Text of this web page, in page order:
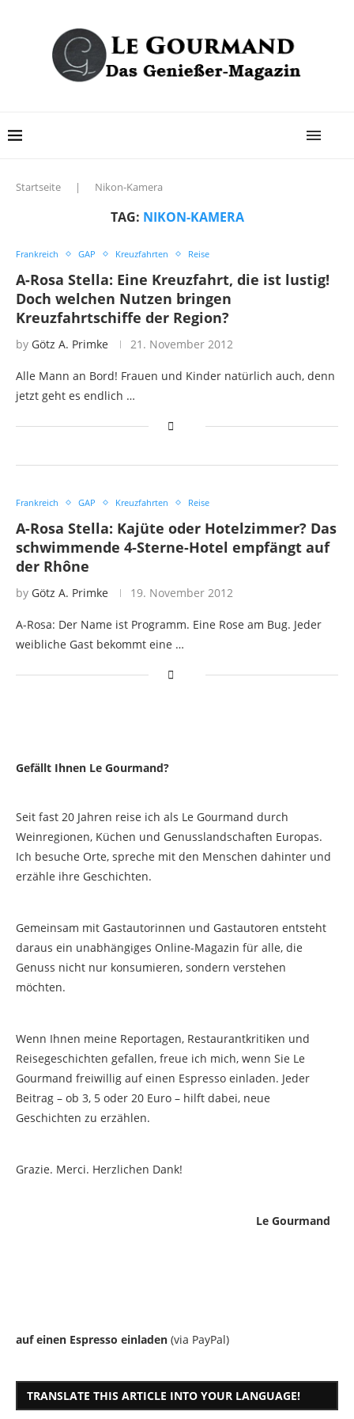
Startseite | Nikon-Kamera
TAG: NIKON-KAMERA
Frankreich GAP Kreuzfahrten Reise
A-Rosa Stella: Eine Kreuzfahrt, die ist lustig!
Doch welchen Nutzen bringen
Kreuzfahrtschiffe der Region?
by Götz A. Primke 21. November 2012
Alle Mann an Bord! Frauen und Kinder natürlich auch, denn
jetzt geht es endlich …
Frankreich GAP Kreuzfahrten Reise
A-Rosa Stella: Kajüte oder Hotelzimmer? Das
schwimmende 4-Sterne-Hotel empfängt auf
der Rhône
by Götz A. Primke 19. November 2012
A-Rosa: Der Name ist Programm. Eine Rose am Bug. Jeder
weibliche Gast bekommt eine …
Gefällt Ihnen Le Gourmand?
Seit fast 20 Jahren reise ich als Le Gourmand durch
Weinregionen, Küchen und Genusslandschaften Europas.
Ich besuche Orte, spreche mit den Menschen dahinter und
erzähle ihre Geschichten.
Gemeinsam mit Gastautorinnen und Gastautoren entsteht
daraus ein unabhängiges Online-Magazin für alle, die
Genuss nicht nur konsumieren, sondern verstehen
möchten.
Wenn Ihnen meine Reportagen, Restaurantkritiken und
Reisegeschichten gefallen, freue ich mich, wenn Sie Le
Gourmand freiwillig auf einen Espresso einladen. Jeder
Beitrag – ob 3, 5 oder 20 Euro – hilft dabei, neue
Geschichten zu erzählen.
Grazie. Merci. Herzlichen Dank!
Le Gourmand
auf einen Espresso einladen (via PayPal)
TRANSLATE THIS ARTICLE INTO YOUR LANGUAGE!